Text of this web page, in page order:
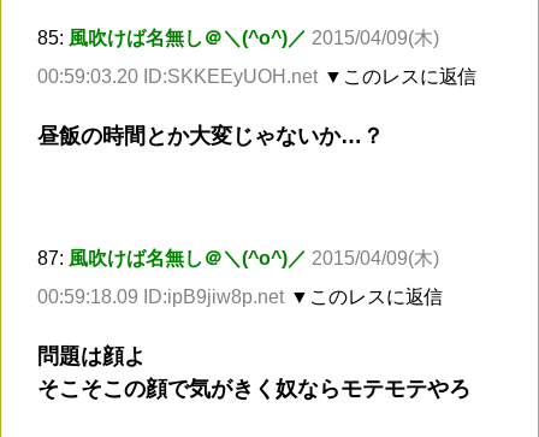
85: 風吹けば名無し＠＼(^o^)／ 2015/04/09(木)
00:59:03.20 ID:SKKEEyUOH.net ▼このレスに返信
昼飯の時間とか大変じゃないか…？
87: 風吹けば名無し＠＼(^o^)／ 2015/04/09(木)
00:59:18.09 ID:ipB9jiw8p.net ▼このレスに返信
問題は顔よ
そこそこの顔で気がきく奴ならモテモテやろ